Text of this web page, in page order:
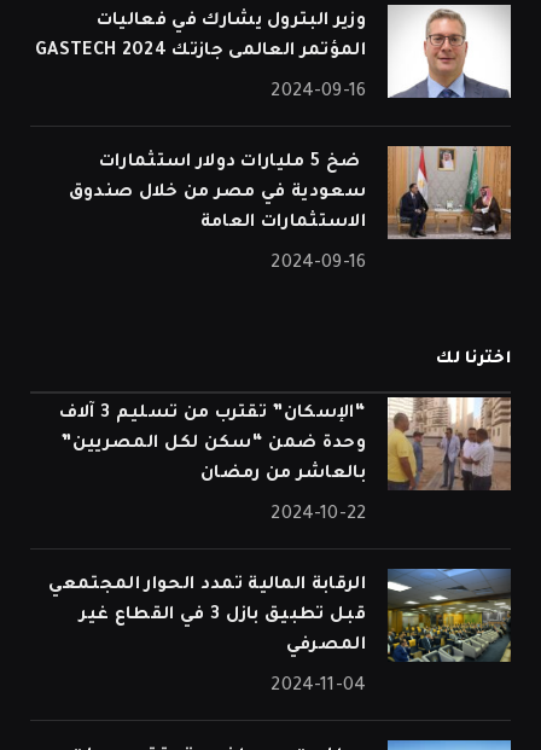
وزير البترول يشارك في فعاليات
المؤتمر العالمى جازتك 2024 GASTECH
2024-09-16
⁠ ضخ 5 مليارات دولار استثمارات
سعودية في مصر من خلال صندوق
الاستثمارات العامة
2024-09-16
اخترنا لك
“الإسكان” تقترب من تسليم 3 آلاف
وحدة ضمن “سكن لكل المصريين”
بالعاشر من رمضان
2024-10-22
الرقابة المالية تمدد الحوار المجتمعي
قبل تطبيق بازل 3 في القطاع غير
المصرفي
2024-11-04